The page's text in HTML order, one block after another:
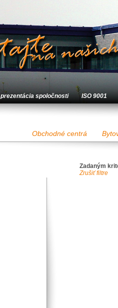
prezentácia spoločnosti ISO 9001
Obchodné centrá
Zadaným
Zrušiť filtre